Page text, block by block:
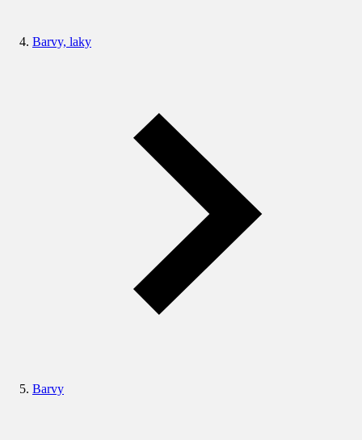
Barvy, laky
Barvy